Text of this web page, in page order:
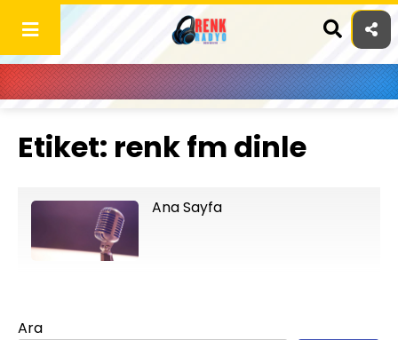
content
Etiket: renk fm dinle
Ana Sayfa
Ara